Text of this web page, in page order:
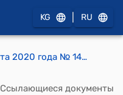
KG RU
Закон КР от 25 августа 2020 года № 144 "О внесении изменений в некоторые законодательные акты Кыргызской Республики (в законы Кыргызской Республики "О международной чрезвычайной помощи", "Об обращении лекарственных средств", "Об обращении медицинских изделий")"
Ссылающиеся документы